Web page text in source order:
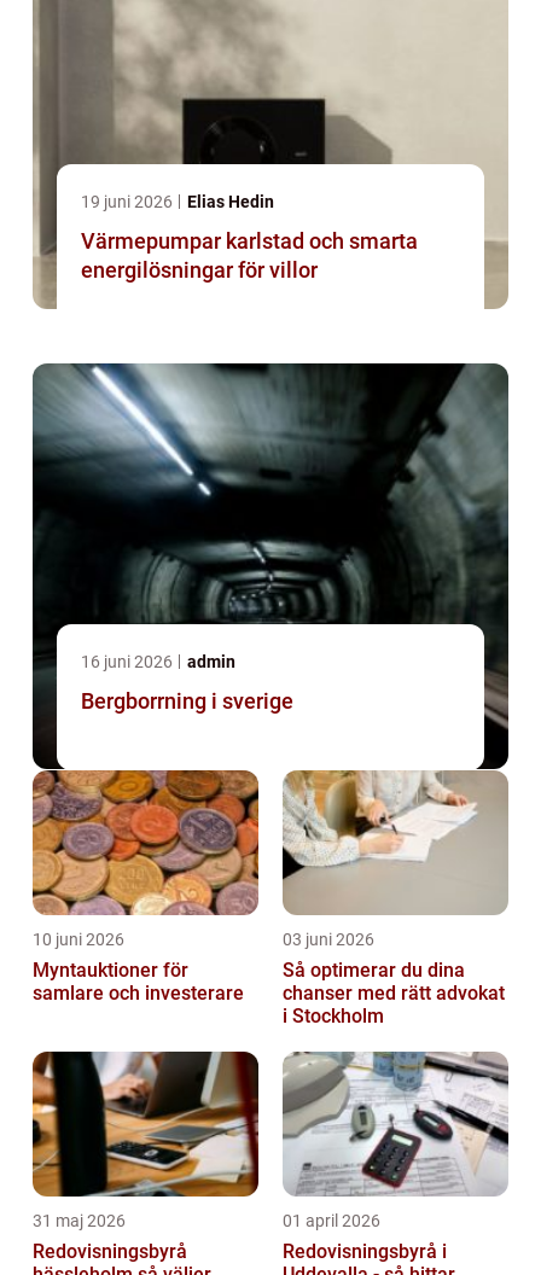
19 juni 2026 Elias Hedin
Värmepumpar karlstad och smarta
energilösningar för villor
16 juni 2026 admin
Bergborrning i sverige
10 juni 2026
Myntauktioner för
samlare och investerare
03 juni 2026
Så optimerar du dina
chanser med rätt advokat
i Stockholm
31 maj 2026
Redovisningsbyrå
01 april 2026
Redovisningsbyrå i